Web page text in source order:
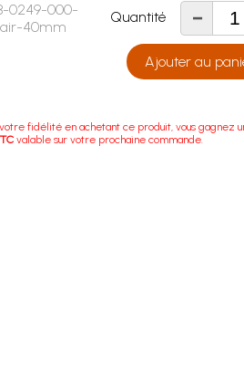
0249-000-
40mm
Quantité -
Ajouter au
fidélité en achetant ce produit, vous gagnez
valable sur votre prochaine commande.